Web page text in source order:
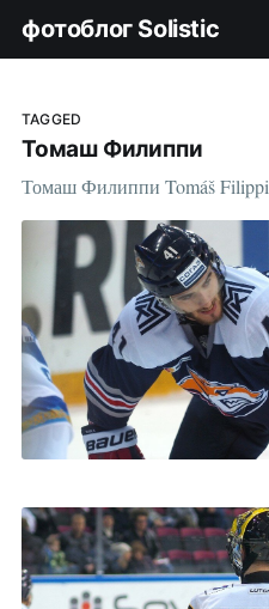
фотоблог Solistic
TAGGED
Томаш Филиппи
Томаш Филиппи Tomáš Filippi